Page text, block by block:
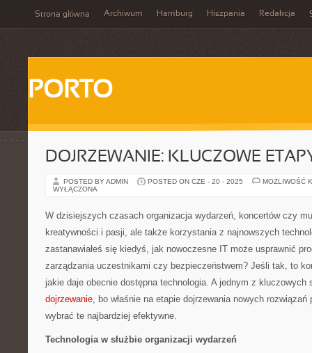
Strona główna Archiwum Hamburg Hiszpania Redakcja
PORTO
DOJRZEWANIE: KLUCZOWE
POSTED BY ADMIN POSTED ON CZE - 20 - 2025
MOŻLIWOŚĆ
WYŁĄCZONA
W dzisiejszych czasach organizacja wydarzeń, koncertów czy
kreatywności i pasji, ale także korzystania z najnowszych
zastanawiałeś się kiedyś, jak nowoczesne IT może usprawnić
zarządzania uczestnikami czy bezpieczeństwem? Jeśli tak, to
jakie daje obecnie dostępna technologia. A jednym z kluczowych
dojrzewanie, bo właśnie na etapie dojrzewania nowych
wybrać te najbardziej efektywne.
Technologia w służbie organizacji wydarzeń